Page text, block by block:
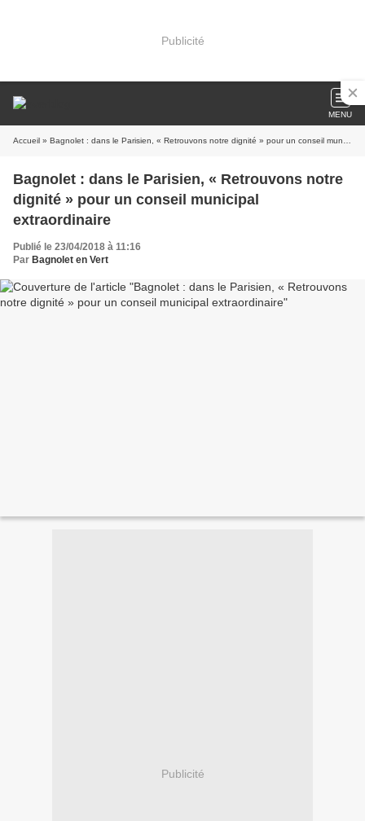
Publicité
MENU
Accueil » Bagnolet : dans le Parisien, « Retrouvons notre dignité » pour un conseil municipal extraordinaire
Bagnolet : dans le Parisien, « Retrouvons notre
dignité » pour un conseil municipal
extraordinaire
Publié le 23/04/2018 à 11:16
Par Bagnolet en Vert
Publicité